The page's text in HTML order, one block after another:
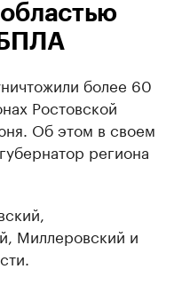
более 60
Ростовской
Об этом в своем
региона
Миллеровский и